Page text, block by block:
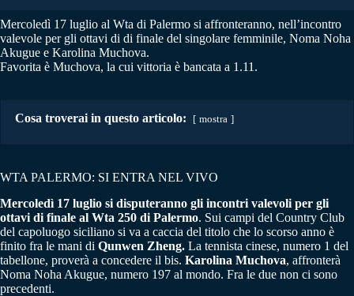
Mercoledì 17 luglio al Wta di Palermo si affronteranno, nell’incontro
valevole per gli ottavi di di finale del singolare femminile, Noma Noha
Akugue e Karolina Muchova.
Favorita è Muchova, la cui vittoria è bancata a 1.11.
Cosa troverai in questo articolo: mostra
WTA PALERMO: SI ENTRA NEL VIVO
Mercoledì 17 luglio si disputeranno gli incontri valevoli per gli
ottavi di finale al Wta 250 di Palermo. Sui campi del Country Club
del capoluogo siciliano si va a caccia del titolo che lo scorso anno è
finito fra le mani di Qunwen Zheng. La tennista cinese, numero 1 del
tabellone, proverà a concedere il bis. Karolina Muchova, affronterà
Noma Noha Akugue, numero 197 al mondo. Fra le due non ci sono
precedenti.